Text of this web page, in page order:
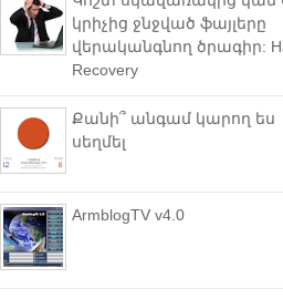
կրիչից ջնջված ֆայլերը
վերականգնող ծրագիր:
Recovery
Քանի՞ անգամ կարող ես
սեղմել
ArmblogTV v4.0